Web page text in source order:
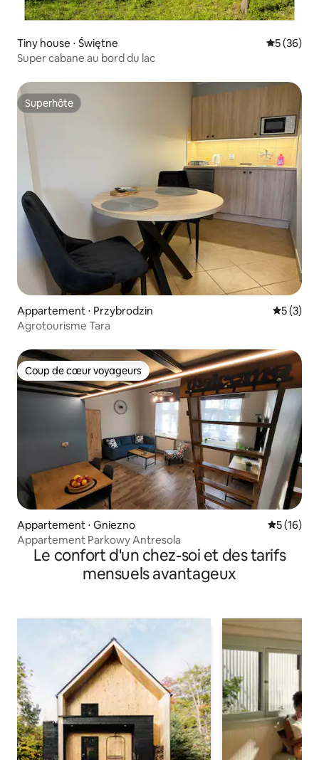
Tiny house ⋅ Świętne
5 (36)
Super cabane au bord du lac
Superhôte
Superhôte
Appartement ⋅ Przybrodzin
5 (3)
Agrotourisme Tara
Coup de cœur voyageurs
Coup de cœur voyageurs
Appartement ⋅ Gniezno
5 (16)
Appartement Parkowy Antresola
Le confort d'un chez-soi et des tarifs
mensuels avantageux